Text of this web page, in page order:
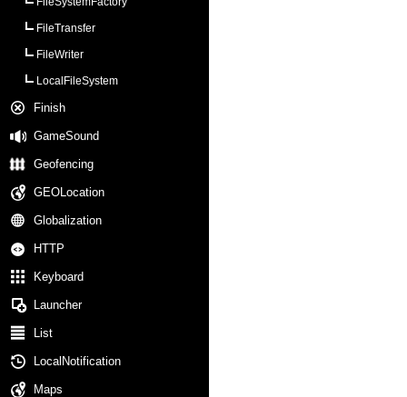
FileTransfer
FileWriter
LocalFileSystem
Finish
GameSound
Geofencing
GEOLocation
Globalization
HTTP
Keyboard
Launcher
List
LocalNotification
Maps